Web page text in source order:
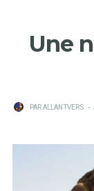
Une
PARALLANTVERS